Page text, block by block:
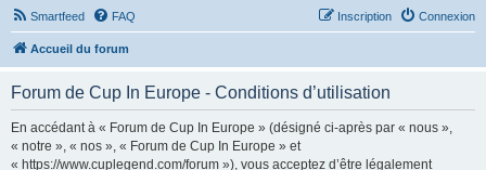
Smartfeed FAQ Connexion
Inscription
Accueil du forum
Forum de Cup In Europe - Conditions d’utilisation
En accédant à « Forum de Cup In Europe » (désigné ci-après par « nous »,
« notre », « nos », « Forum de Cup In Europe » et
« https://www.cuplegend.com/forum »), vous acceptez d’être légalement